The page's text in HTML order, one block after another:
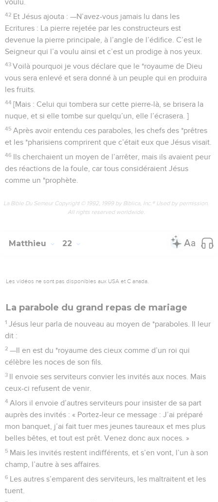
voulu.
42 Et Jésus ajouta : —N’avez-vous jamais lu dans les
Ecritures : La pierre rejetée par les constructeurs est
devenue la pierre principale, à l’angle de l’édifice. C’est le
Seigneur qui l’a voulu ainsi et c’est un prodige à nos yeux.
43 Voilà pourquoi je vous déclare que le *royaume de Dieu
vous sera enlevé et sera donné à un peuple qui en produira
les fruits.
44 [Mais : Celui qui tombera sur cette pierre-là, se brisera la
nuque, et si elle tombe sur quelqu’un, elle l’écrasera. ]
45 Après avoir entendu ces paraboles, les chefs des *prêtres
et les *pharisiens comprirent que c’était eux que Jésus visait.
46 Ils cherchaient un moyen de l’arrêter, mais ils avaient peur
des réactions de la foule, car tous considéraient Jésus
comme un *prophète.
La Bible Du Semeur Copyright © 1992, 1999 by Biblica, Inc.® Used by permission.
All rights reserved worldwide.
Matthieu 22
Les vidéos ne sont pas disponibles aux USA et C anada.
La parabole du grand repas de mariage
1 Jésus leur parla de nouveau au moyen de *paraboles. Il leur
dit :
2 —Il en est du *royaume des cieux comme d’un roi qui
célèbre les noces de son fils.
3 Il envoie ses serviteurs convier les invités aux noces. Mais
ceux-ci refusent de venir.
4 Alors il envoie d’autres serviteurs pour insister de sa part
auprès des invités : « Portez-leur ce message : J’ai préparé
mon banquet, j’ai fait tuer mes jeunes taureaux et mes plus
belles bêtes, et tout est prêt. Venez donc aux noces. »
5 Mais les invités restent indifférents, et s’en vont, l’un à son
champ, l’autre à ses affaires.
6 Les autres s’emparent des serviteurs, les maltraitent et les
tuent.